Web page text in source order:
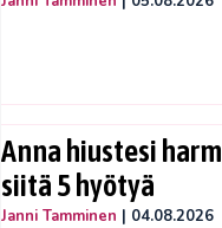
Anna hiustesi
siitä 5 hyötyä
Janni Tamminen | 04.08.2026